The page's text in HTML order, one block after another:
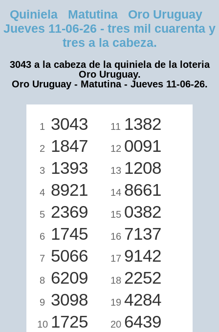
Quiniela Matutina Oro Uruguay
Jueves 11-06-26 - tres mil cuarenta y
tres a la cabeza.
3043 a la cabeza de la quiniela de la loteria
Oro Uruguay.
Oro Uruguay - Matutina - Jueves 11-06-26.
1 3043
2 1847
3 1393
4 8921
5 2369
6 1745
7 5066
8 6209
9 3098
10 1725
11 1382
12 0091
13 1208
14 8661
15 0382
16 7137
17 9142
18 2252
19 4284
20 6439